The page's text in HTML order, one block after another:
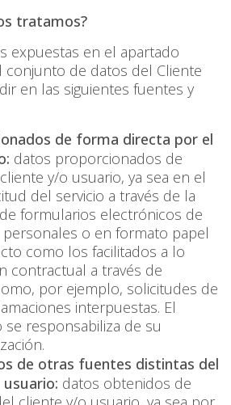
tratamos?
expuestas en el apartado
conjunto de datos del Cliente
en las siguientes fuentes y
de forma directa por el
datos proporcionados de
y/o usuario, ya sea en el
del servicio a través de la
formularios electrónicos de
o en formato papel
como los facilitados a lo
contractual a través de
por ejemplo, solicitudes de
interpuestas. El
responsabiliza de su
de otras fuentes distintas del
datos obtenidos de